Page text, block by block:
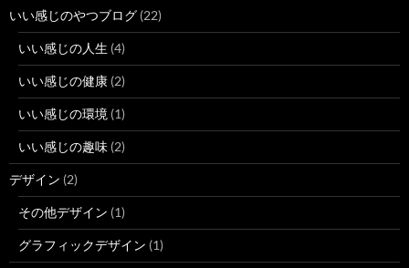
いい感じのやつブログ (22)
いい感じの人生 (4)
いい感じの健康 (2)
いい感じの環境 (1)
いい感じの趣味 (2)
デザイン (2)
その他デザイン (1)
グラフィックデザイン (1)